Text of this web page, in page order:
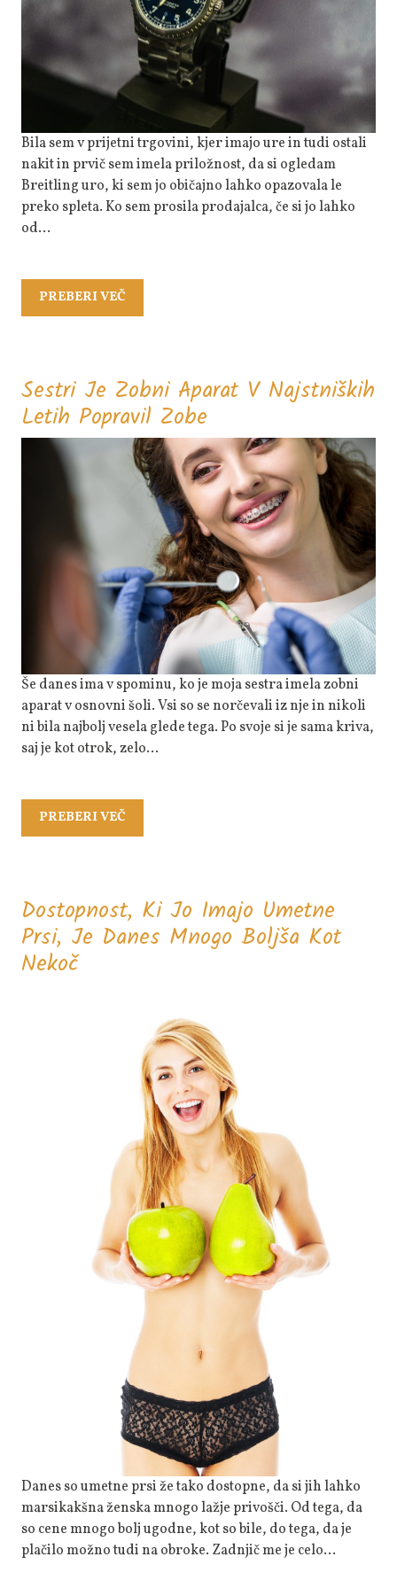
Breitling
Uro
Bila sem v prijetni trgovini, kjer imajo ure in tudi ostali
nakit in prvič sem imela priložnost, da si ogledam
Breitling uro, ki sem jo običajno lahko opazovala le
preko spleta. Ko sem prosila prodajalca, če si jo lahko
od…
PREBERI VEČ
VEČ
Sestri Je Zobni Aparat V Najstniških
Letih Popravil Zobe
Je
Zobni
Aparat
V
Najstniških
Letih
Popravil
Zobe
Še danes ima v spominu, ko je moja sestra imela zobni
aparat v osnovni šoli. Vsi so se norčevali iz nje in nikoli
ni bila najbolj vesela glede tega. Po svoje si je sama kriva,
saj je kot otrok, zelo…
PREBERI VEČ
VEČ
Dostopnost, Ki Jo Imajo Umetne
Prsi, Je Danes Mnogo Boljša Kot
NekočDostopnost,
Umetne
Danes
Mnogo
Boljša
Kot
Nekoč
Danes so umetne prsi že tako dostopne, da si jih lahko
marsikakšna ženska mnogo lažje privošči. Od tega, da
so cene mnogo bolj ugodne, kot so bile, do tega, da je
plačilo možno tudi na obroke. Zadnjič me je celo…